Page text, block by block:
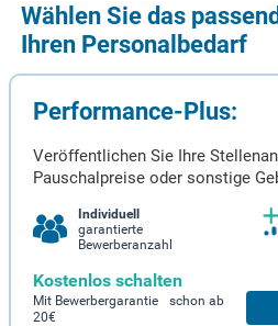
Wählen Sie das
Ihren Personalbedarf
Performance-Plus:
Veröffentlichen Sie Ihre
Pauschalpreise oder sonstige
Individuell
garantierte
Bewerberanzahl
Kostenlos schalten
Mit Bewerbergarantie schon ab
20€